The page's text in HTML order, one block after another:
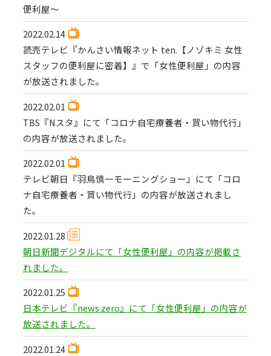
便利屋〜
2022.02.14
読売テレビ『かんさい情報ネット ten.【ノゾキミ 女性
スタッフの便利屋に密着】』で「女性便利屋」の内容
が放送されました。
2022.02.01
TBS『Nスタ』にて「コロナ自宅療養者・買い物代行」
の内容が放送されました。
2022.02.01
テレビ朝日『羽鳥慎一モーニングショー』にて「コロ
ナ自宅療養者・買い物代行」の内容が放送されまし
た。
2022.01.28
朝日新聞デジタルにて「女性便利屋」の内容が掲載さ
れました。
2022.01.25
日本テレビ『news zero』にて「女性便利屋」の内容が
放送されました。
2022.01.24